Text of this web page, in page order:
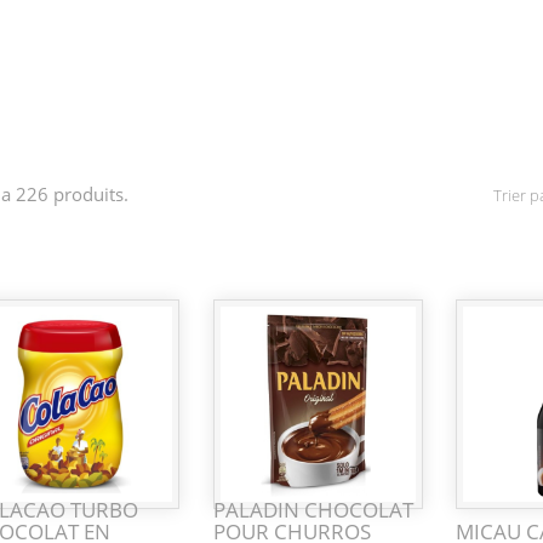
226 produits. Trier
TURBO
EN
PALADIN CHOCOLAT
POUR CHURROS MICAU